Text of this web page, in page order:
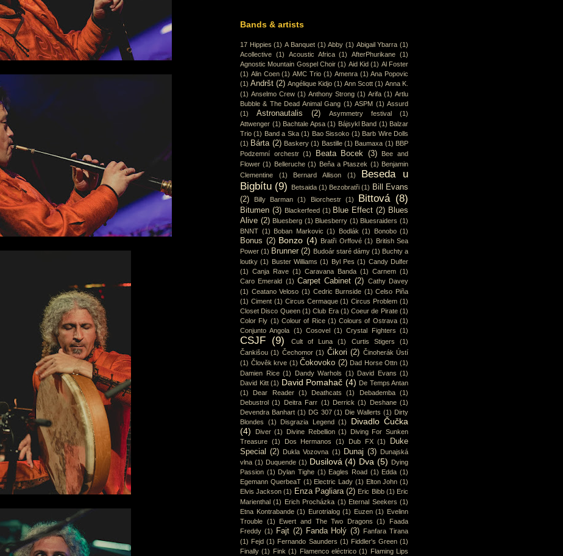
Bands & artists
17 Hippies (1) A Banquet (1) Abby (1) Abigail Ybarra (1)
Acollective (1) Acoustic Africa (1) AfterPhurikane (1)
Agnostic Mountain Gospel Choir (1) Aid Kid (1) Al Foster
(1) Alin Coen (1) AMC Trio (1) Amenra (1) Ana Popovic
(1) Andršt (2) Angélique Kidjo (1) Ann Scott (1) Anna K.
(1) Anselmo Crew (1) Anthony Strong (1) Arifa (1) Artlu
Bubble & The Dead Animal Gang (1) ASPM (1) Assurd
(1)
Astronautalis (2) Asymmetry festival
(1)
Attwenger (1) Bachtale Apsa (1) Bájsykl Band (1) Balzar
Trio (1) Band a Ska (1) Bao Sissoko (1) Barb Wire Dolls
(1) Bárta (2) Baskery (1) Bastille (1) Baumaxa (1) BBP
Podzemní orchestr (1) Beata Bocek (3)
Bee and
Flower (1) Belleruche (1) Beňa a Ptaszek (1) Benjamin
Clementine
(1) Bernard Allison (1)
Beseda u
Bigbítu (9) Betsaida (1) Bezobratři (1) Bill Evans
(2)
Billy Barman (1) Biorchestr (1) Bittová (8)
Bitumen (3) Blackerfeed (1) Blue Effect (2) Blues
Alive (2) Bluesberg (1) Bluesberry (1) Bluesraiders (1)
BNNT (1) Boban Markovic (1) Bodlák (1) Bonobo (1)
Bonus (2) Bonzo (4) Bratři Orffové (1)
British Sea
Power (1) Brunner (2) Budoár staré dámy (1) Buchty a
loutky (1) Buster Williams (1) Byl Pes (1) Candy Dulfer
(1) Canja Rave (1) Caravana Banda (1) Carnem (1)
Caro Emerald (1) Carpet Cabinet (2) Cathy Davey
(1) Ceatano Veloso (1) Cedric Burnside (1) Celso Piña
(1) Ciment (1) Circus Cermaque (1) Circus Problem (1)
Closet Disco Queen (1) Club Era (1) Coeur de Pirate (1)
Color Fly (1) Colour of Rice (1) Colours of Ostrava (1)
Conjunto Angola (1) Cosovel (1) Crystal Fighters (1)
CSJF (9) Cult of Luna (1) Curtis Stigers
(1)
Čankišou (1) Čechomor (1) Čikori (2) Činoherák Ústí
(1) Člověk krve (1) Čokovoko (2) Dad Horse Ottn (1)
Damien Rice (1) Dandy Warhols (1) David Evans (1)
David Kitt (1) David Pomahač (4) De Temps Antan
(1)
Dear Reader (1) Deathcats (1) Debademba
(1)
Debustrol
(1) Deitra Farr (1) Derrick (1) Deshane (1)
Devendra Banhart (1) DG 307 (1) Die Wallerts (1) Dirty
Blondes
(1) Disgrazia Legend (1)
Divadlo Čučka
(4)
Diver (1) Divine Rebellion (1)
Diving For Sunken
Treasure (1) Dos Hermanos (1) Dub FX (1)
Duke
Special (2) Dukla Vozovna (1) Dunaj (3)
Dunajská
vlna (1) Duquende (1) Dusilová (4) Dva (5)
Dying
Passion (1) Dylan Tighe (1) Eagles Road (1) Edda (1)
Egemann QuerbeaT (1) Electric Lady (1) Elton John (1)
Elvis Jackson (1) Enza Pagliara (2) Eric Bibb (1) Eric
Marienthal (1) Erich Procházka (1) Eternal Seekers (1)
Etna Kontrabande (1) Eurotrialog (1) Euzen (1)
Evelinn
Trouble (1) Ewert and The Two Dragons (1)
Faada
Freddy (1) Fajt (2) Fanda Holý (3)
Fanfara Tirana
(1) Fejd (1) Fernando Saunders (1) Fiddler's Green (1)
Finally (1) Fink (1) Flamenco eléctrico (1)
Flaming Lips